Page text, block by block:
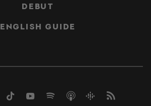
DEBUT
ENGLISH GUIDE